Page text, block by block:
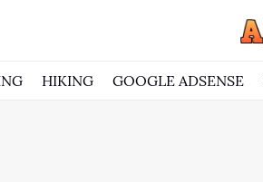
HIKING GOOGLE ADSENSE